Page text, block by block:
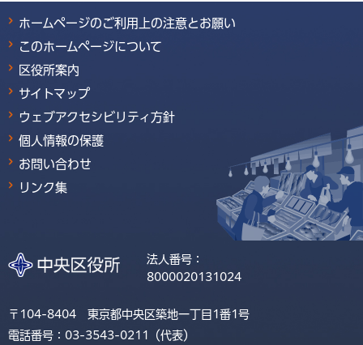
ホームページのご利用上の注意とお願い
このホームページについて
区役所案内
サイトマップ
ウェブアクセシビリティ方針
個人情報の保護
お問い合わせ
リンク集
法人番号：
8000020131024
〒104-8404 東京都中央区築地一丁目1番1号
電話番号：03-3543-0211（代表）